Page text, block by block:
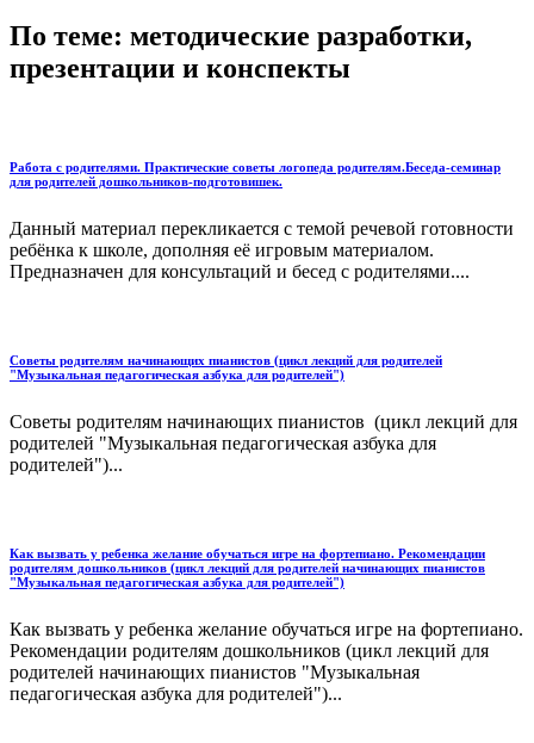
По теме: методические разработки,
презентации и конспекты
Работа с родителями. Практические советы логопеда родителям.Беседа-семинар
для родителей дошкольников-подготовишек.
Данный материал перекликается с темой речевой готовности
ребёнка к школе, дополняя её игровым материалом.
Предназначен для консультаций и бесед с родителями....
Советы родителям начинающих пианистов (цикл лекций для родителей
"Музыкальная педагогическая азбука для родителей")
Советы родителям начинающих пианистов (цикл лекций для
родителей "Музыкальная педагогическая азбука для
родителей")...
Как вызвать у ребенка желание обучаться игре на фортепиано. Рекомендации
родителям дошкольников (цикл лекций для родителей начинающих пианистов
"Музыкальная педагогическая азбука для родителей")
Как вызвать у ребенка желание обучаться игре на фортепиано.
Рекомендации родителям дошкольников (цикл лекций для
родителей начинающих пианистов "Музыкальная
педагогическая азбука для родителей")...